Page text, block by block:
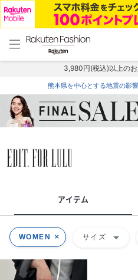
menu home
トップ
3,980円(税込)以上の
熊本県を中心とする地震の影
アイテム
WOMEN サイズ arrow_drop_down